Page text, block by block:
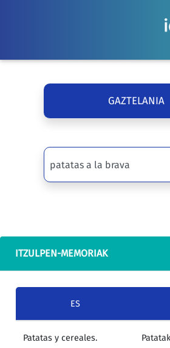
GAZTELANIA
ITZULPEN-MEMORIAK
ES
Patatas y cereales.